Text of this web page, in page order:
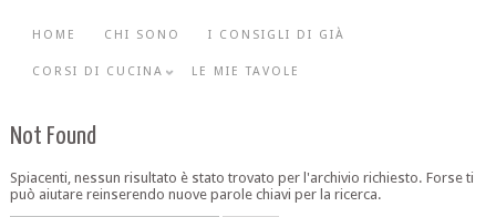
HOME CHI SONO I CONSIGLI DI GIÀ
CORSI DI CUCINA LE MIE TAVOLE
Not Found
Spiacenti, nessun risultato è stato trovato per l'archivio richiesto. Forse ti
può aiutare reinserendo nuove parole chiavi per la ricerca.